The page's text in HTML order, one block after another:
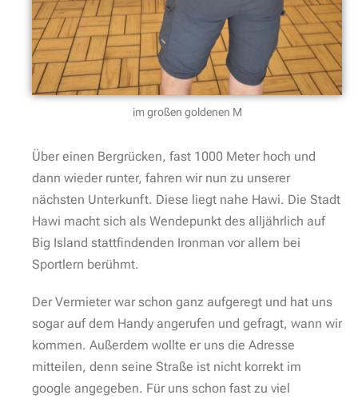
im großen goldenen M
Über einen Bergrücken, fast 1000 Meter hoch und
dann wieder runter, fahren wir nun zu unserer
nächsten Unterkunft. Diese liegt nahe Hawi. Die Stadt
Hawi macht sich als Wendepunkt des alljährlich auf
Big Island stattfindenden Ironman vor allem bei
Sportlern berühmt.
Der Vermieter war schon ganz aufgeregt und hat uns
sogar auf dem Handy angerufen und gefragt, wann wir
kommen. Außerdem wollte er uns die Adresse
mitteilen, denn seine Straße ist nicht korrekt im
google angegeben. Für uns schon fast zu viel